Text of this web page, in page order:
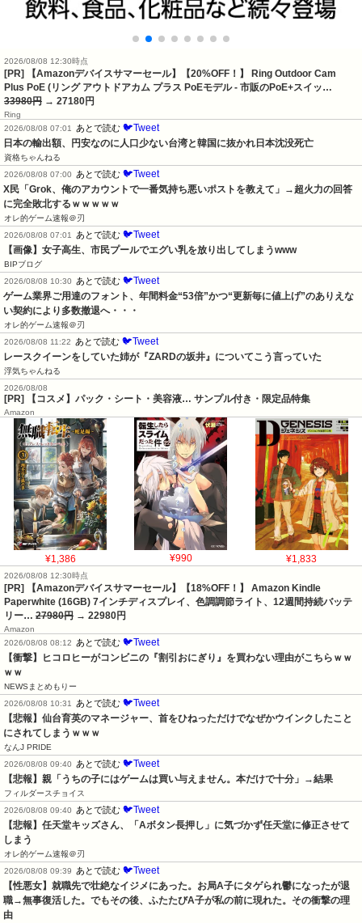
2026/08/08 12:30時点
[PR] 【Amazonデバイスサマーセール】【20%OFF！】 Ring Outdoor Cam
Plus PoE (リング アウトドアカム プラス PoEモデル - 市販のPoE+スイッ…
33980円 → 27180円
Ring
2026/08/08 07:01
あとで読む 🐦Tweet
日本の輸出額、円安なのに人口少ない台湾と韓国に抜かれ日本沈没死亡
資格ちゃんねる
2026/08/08 07:00
あとで読む 🐦Tweet
X民「Grok、俺のアカウントで一番気持ち悪いポストを教えて」→超火力の回答
に完全敗北するｗｗｗｗｗ
オレ的ゲーム速報＠刃
2026/08/08 07:01
あとで読む 🐦Tweet
【画像】女子高生、市民プールでエグい乳を放り出してしまうwww
BIPブログ
2026/08/08 10:30
あとで読む 🐦Tweet
ゲーム業界ご用達のフォント、年間料金“53倍”かつ“更新毎に値上げ”のありえな
い契約により多数撤退へ・・・
オレ的ゲーム速報＠刃
2026/08/08 11:22
あとで読む 🐦Tweet
レースクイーンをしていた姉が『ZARDの坂井』についてこう言っていた
浮気ちゃんねる
2026/08/08
[PR] 【コスメ】パック・シート・美容液… サンプル付き・限定品特集
Amazon
¥1,386 ¥990 ¥1,833
2026/08/08 12:30時点
[PR] 【Amazonデバイスサマーセール】【18%OFF！】 Amazon Kindle
Paperwhite (16GB) 7インチディスプレイ、色調調節ライト、12週間持続バッテ
リー… 27980円 → 22980円
Amazon
2026/08/08 08:12
あとで読む 🐦Tweet
【衝撃】ヒコロヒーがコンビニの『割引おにぎり』を買わない理由がこちらｗｗ
ｗｗ
NEWSまとめもりー
2026/08/08 10:31
あとで読む 🐦Tweet
【悲報】仙台育英のマネージャー、首をひねっただけでなぜかウインクしたこと
にされてしまうｗｗｗ
なんJ PRIDE
2026/08/08 09:40
あとで読む 🐦Tweet
【悲報】親「うちの子にはゲームは買い与えません。本だけで十分」→結果
フィルダースチョイス
2026/08/08 09:40
あとで読む 🐦Tweet
【悲報】任天堂キッズさん、「Aボタン長押し」に気づかず任天堂に修正させて
しまう
オレ的ゲーム速報＠刃
2026/08/08 09:39
あとで読む 🐦Tweet
【性悪女】就職先で壮絶なイジメにあった。お局A子にタゲられ鬱になったが退
職→無事復活した。でもその後、ふたたびA子が私の前に現れた。その衝撃の理
由